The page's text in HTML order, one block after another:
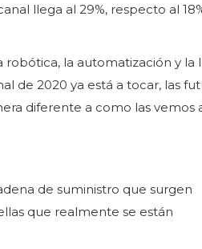
llega al 29%, respecto al
robótica, la automatización y la
de 2020 ya está a tocar, las
diferente a como las vemos
de suministro que surgen
que realmente se están